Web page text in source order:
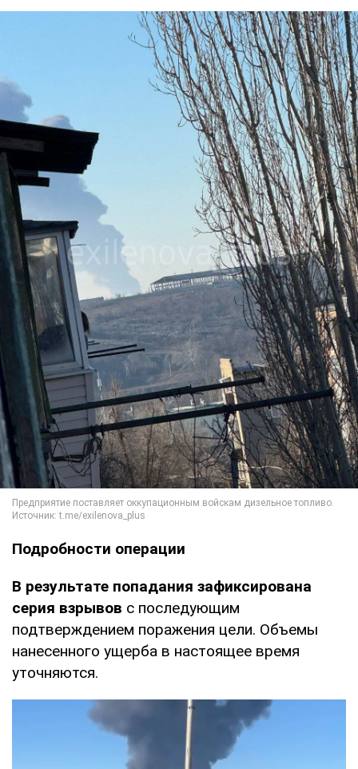
Подробности операции
В результате попадания зафиксирована
серия взрывов с последующим
подтверждением поражения цели. Объемы
нанесенного ущерба в настоящее время
уточняются.